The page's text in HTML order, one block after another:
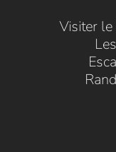
Visiter